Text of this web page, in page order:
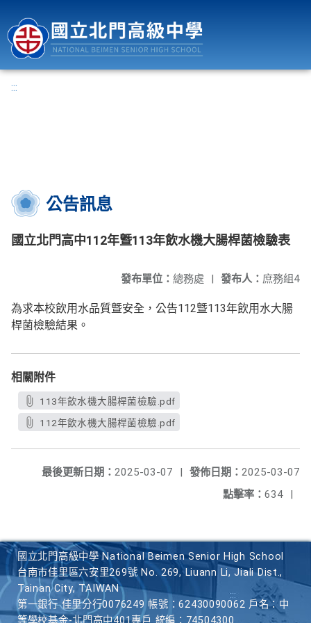
:::
公告訊息
國立北門高中112年曁113年飲水機大腸桿菌檢驗表
發布人： 庶務組4
發布單位： 總務處 |
為求本校飲用水品質曁安全，公告112曁113年飲用水大腸
桿菌檢驗結果。
相關附件
113年飲水機大腸桿菌檢驗.pdf
112年飲水機大腸桿菌檢驗.pdf
發佈日期： 2025-03-07
最後更新日期： 2025-03-07
|
點擊率： 634 |
國立北門高級中學 National Beimen Senior High School
台南市佳里區六安里269號 No. 269, Liuann Li, Jiali Dist.,
Tainan City, TAIWAN
第一銀行 佳里分行0076249 帳號：62430090062 戶名：中
等學校基金-北門高中401專戶 統編：74504300